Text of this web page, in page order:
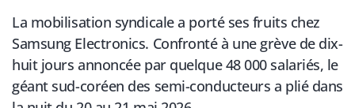
La mobilisation syndicale a porté ses fruits chez
Samsung Electronics. Confronté à une grève de dix-
huit jours annoncée par quelque 48 000 salariés, le
géant sud-coréen des semi-conducteurs a plié dans